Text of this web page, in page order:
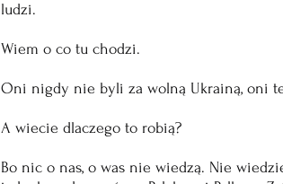
ludzi.
Wiem o co tu chodzi.
Oni nigdy nie byli za wolną Ukrainą, oni
A wiecie dlaczego to robią?
Bo nic o nas, o was nie wiedzą. Nie